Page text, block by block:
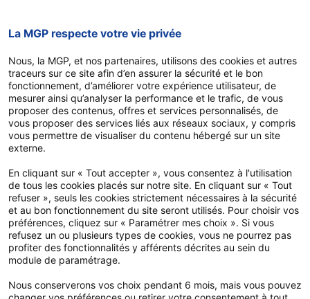
Trouver une agence
FAQ
Espace élu
Espace adhérent
Devis et adhésion en ligne
Notre application
La MGP respecte votre vie privée
Nous, la MGP, et nos partenaires, utilisons des cookies et autres
traceurs sur ce site afin d’en assurer la sécurité et le bon
fonctionnement, d’améliorer votre expérience utilisateur, de
mesurer ainsi qu’analyser la performance et le trafic, de vous
proposer des contenus, offres et services personnalisés, de
vous proposer des services liés aux réseaux sociaux, y compris
vous permettre de visualiser du contenu hébergé sur un site
externe.
En cliquant sur « Tout accepter », vous consentez à l'utilisation
de tous les cookies placés sur notre site. En cliquant sur « Tout
refuser », seuls les cookies strictement nécessaires à la sécurité
et au bon fonctionnement du site seront utilisés. Pour choisir vos
préférences, cliquez sur « Paramétrer mes choix ». Si vous
refusez un ou plusieurs types de cookies, vous ne pourrez pas
profiter des fonctionnalités y afférents décrites au sein du
module de paramétrage.
Nous conserverons vos choix pendant 6 mois, mais vous pouvez